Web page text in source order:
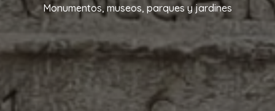
Monumentos, museos, parques y jardines